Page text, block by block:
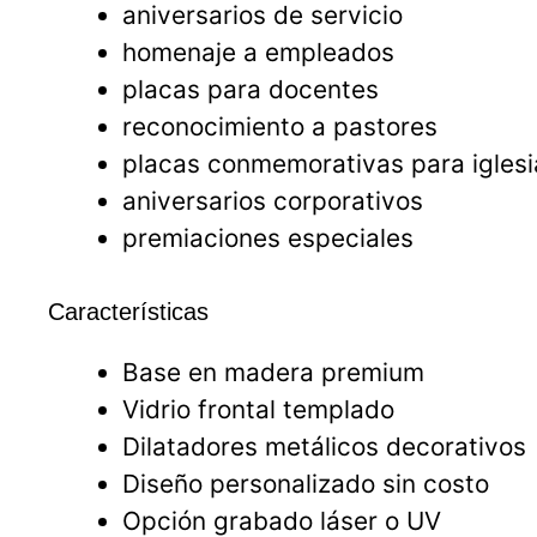
aniversarios de servicio
homenaje a empleados
placas para docentes
reconocimiento a pastores
placas conmemorativas para
aniversarios corporativos
premiaciones especiales
Características
Base en madera premium
Vidrio frontal templado
Dilatadores metálicos decorativos
Diseño personalizado sin costo
Opción grabado láser o UV